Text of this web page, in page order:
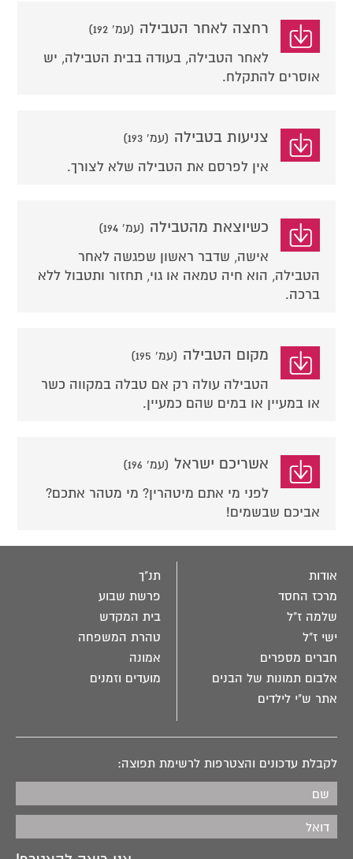
רחצה לאחר הטבילה (עמ' 192)
לאחר הטבילה, בעודה בבית הטבילה, יש
אוסרים להתקלח.
צניעות בטבילה (עמ' 193)
אין לפרסם את הטבילה שלא לצורך.
כשיוצאת מהטבילה (עמ' 194)
אישה, שדבר ראשון שפגשה לאחר
הטבילה, הוא חיה טמאה או גוי, תחזור ותטבול ללא
ברכה.
מקום הטבילה (עמ' 195)
הטבילה עולה רק אם טבלה במקווה כשר
או במעיין או במים שהם כמעיין.
אשריכם ישראל (עמ' 196)
לפני מי אתם מיטהרין? מי מטהר אתכם?
אביכם שבשמים!
אודות
מרכז החסד
שלמה ז"ל
ישי ז"ל
חברים מספרים
אלבום תמונות של הבנים
אתר ש"י לילדים
תנ"ך
פרשת שבוע
בית המקדש
טהרת המשפחה
אמונה
מועדים וזמנים
לקבלת עדכונים והצטרפות לרשימת תפוצה: